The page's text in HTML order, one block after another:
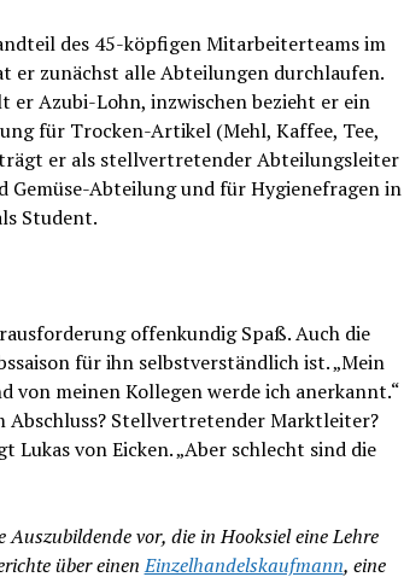
des 45-köpfigen Mitarbeiterteams im
er zunächst alle Abteilungen durchlaufen.
er Azubi-Lohn, inzwischen bezieht er ein
für Trocken-Artikel (Mehl, Kaffee, Tee,
er als stellvertretender Abteilungsleiter
Abteilung und für Hygienefragen in
Student.
offenkundig Spaß. Auch die
für ihn selbstverständlich ist. „Mein
meinen Kollegen werde ich anerkannt.“
Abschluss? Stellvertretender Marktleiter?
Lukas von Eicken. „Aber schlecht sind die
vor, die in Hooksiel eine Lehre
über einenEinzelhandelskaufmann, eine